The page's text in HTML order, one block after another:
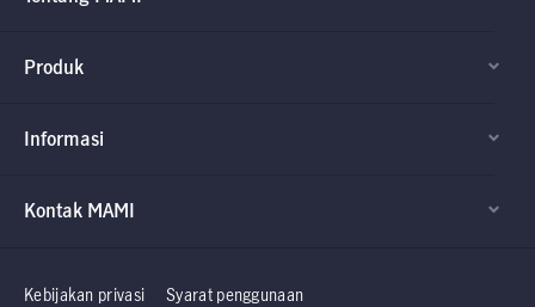
Produk
Informasi
Factsheet dan
Kontak MAMI
Kebijakan privasi Syarat penggunaan